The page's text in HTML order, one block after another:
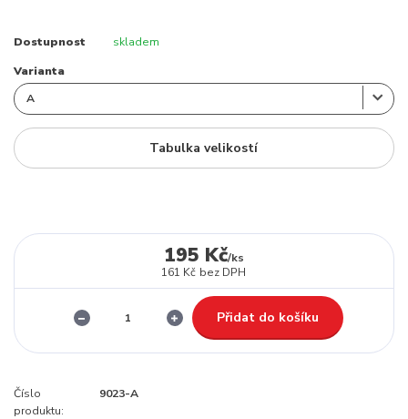
Dostupnost skladem
Varianta
Tabulka velikostí
195 Kč/ks
161 Kč bez DPH
Přidat do košíku
Číslo
produktu:
9023-A